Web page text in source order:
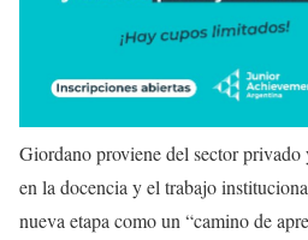
Giordano proviene del sector privado
en la docencia y el trabajo
nueva etapa como un “camino de